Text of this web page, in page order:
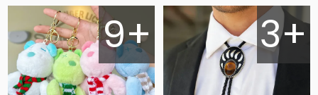
3+
9+